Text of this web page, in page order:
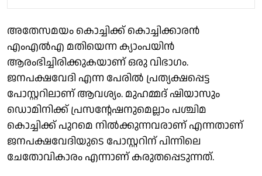
അതേസമയം കൊച്ചിക്ക് കൊച്ചിക്കാരൻ
എംഎൽഎ മതിയെന്ന ക്യാംപയിൻ
ആരംഭിച്ചിരിക്കുകയാണ് ഒരു വിഭാഗം.
ജനപക്ഷവേദി എന്ന പേരിൽ പ്രത്യക്ഷപ്പെട്ട
പോസ്റ്ററിലാണ് ആവശ്യം. മുഹമ്മദ് ഷിയാസും
ഡൊമിനിക്ക് പ്രസൻ്റേഷനുമെല്ലാം പശ്ചിമ
കൊച്ചിക്ക് പുറമെ നിൽക്കുന്നവരാണ് എന്നതാണ്
ജനപക്ഷവേദിയുടെ പോസ്റ്ററിന് പിന്നിലെ
ചേതോവികാരം എന്നാണ് കരുതപ്പെടുന്നത്.